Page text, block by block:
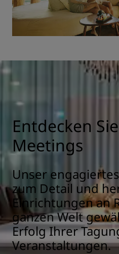
Entdecken
Meetings
Unser
zum Detail und
Einrichtungen an
ganzen Welt
Erfolg Ihrer
Veranstaltungen.